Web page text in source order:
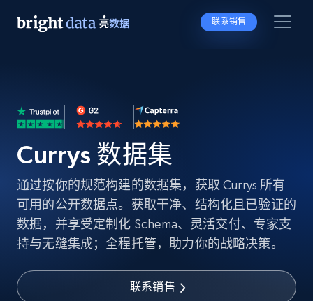
联系销售
Currys 数据集
通过按你的规范构建的数据集，获取 Currys 所有
可用的公开数据点。获取干净、结构化且已验证的
数据，并享受定制化 Schema、灵活交付、专家支
持与无缝集成；全程托管，助力你的战略决策。
联系销售